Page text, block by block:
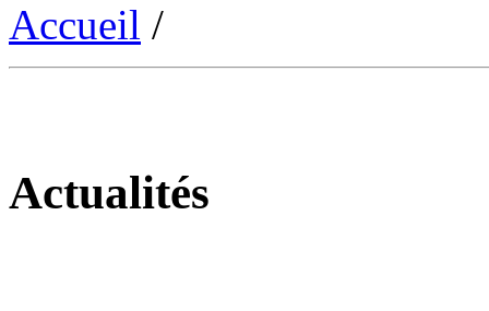
Accueil /
Actualités